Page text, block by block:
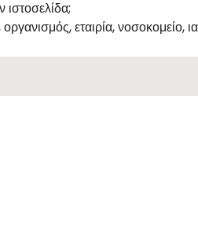
εταιρία, νοσοκομείο,